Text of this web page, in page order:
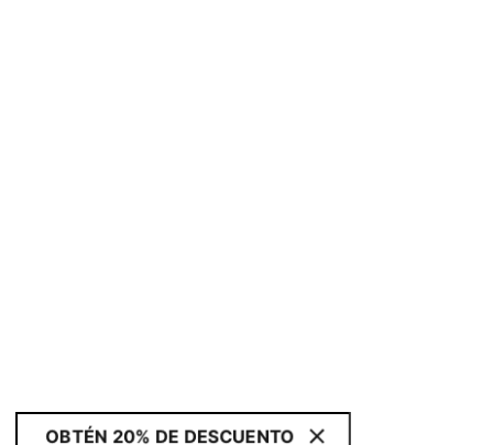
OBTÉN 20% DE DESCUENTO